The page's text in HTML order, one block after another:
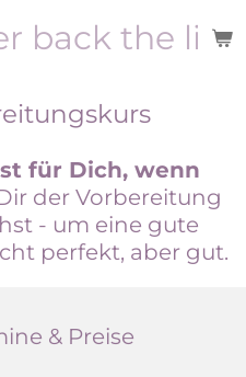
back the
für Dich, wenn
der Vorbereitung
- um eine gute
perfekt, aber gut.
& Preise